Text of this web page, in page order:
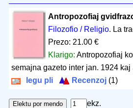
Antropozofiaj
Filozofio / Religio. La
Prezo: 21.00 €
Klarigo: Antropozofiaj
semajna gazeto inter jan. 1924 kaj
legu pli
Recenzoj (1)
ekz.